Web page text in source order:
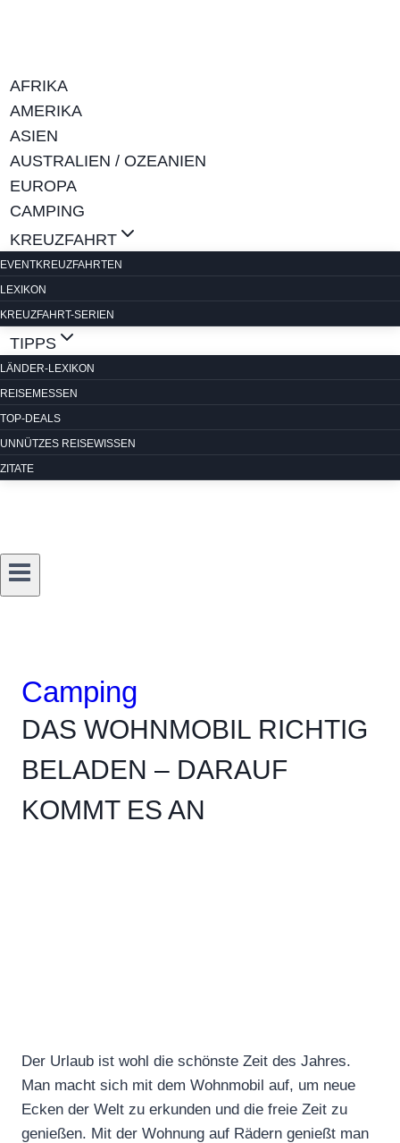
AFRIKA
AMERIKA
ASIEN
AUSTRALIEN / OZEANIEN
EUROPA
CAMPING
KREUZFAHRT
EVENTKREUZFAHRTEN
LEXIKON
KREUZFAHRT-SERIEN
TIPPS
LÄNDER-LEXIKON
REISEMESSEN
TOP-DEALS
UNNÜTZES REISEWISSEN
ZITATE
Camping
DAS WOHNMOBIL RICHTIG
BELADEN – DARAUF
KOMMT ES AN
Der Urlaub ist wohl die schönste Zeit des Jahres.
Man macht sich mit dem Wohnmobil auf, um neue
Ecken der Welt zu erkunden und die freie Zeit zu
genießen. Mit der Wohnung auf Rädern genießt man